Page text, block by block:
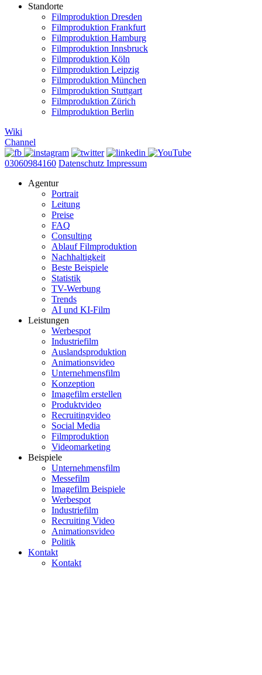
Standorte
Filmproduktion Dresden
Filmproduktion Frankfurt
Filmproduktion Hamburg
Filmproduktion Innsbruck
Filmproduktion Köln
Filmproduktion Leipzig
Filmproduktion München
Filmproduktion Stuttgart
Filmproduktion Zürich
Filmproduktion Berlin
Wiki
Channel
03060984160 Datenschutz Impressum
Agentur
Portrait
Leitung
Preise
FAQ
Consulting
Ablauf Filmproduktion
Nachhaltigkeit
Beste Beispiele
Statistik
TV-Werbung
Trends
AI und KI-Film
Leistungen
Werbespot
Industriefilm
Auslandsproduktion
Animationsvideo
Unternehmensfilm
Konzeption
Imagefilm erstellen
Produktvideo
Recruitingvideo
Social Media
Filmproduktion
Videomarketing
Beispiele
Unternehmensfilm
Messefilm
Imagefilm Beispiele
Werbespot
Industriefilm
Recruiting Video
Animationsvideo
Politik
Kontakt
Kontakt